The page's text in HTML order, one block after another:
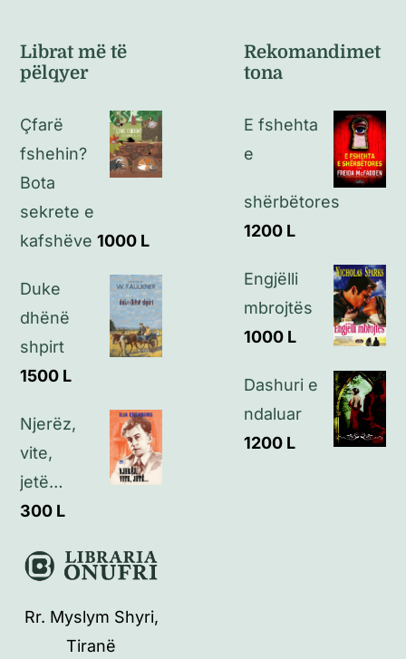
Politikat e kthimeve
Politikat e privatësisë
Kontakt
Librat më të
pëlqyer
Çfarë
fshehin?
Bota
sekrete e
kafshëve 1000 L
Duke
dhënë
shpirt
1500 L
Njerëz,
vite,
jetë…
300 L
Rekomandimet
tona
E fshehta
e
shërbëtores
1200 L
Engjëlli
mbrojtës
1000 L
Dashuri e
ndaluar
1200 L
Rr. Myslym Shyri,
Tiranë